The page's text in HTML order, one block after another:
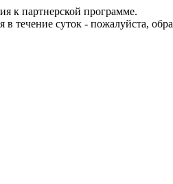
к партнерской программе.
течение суток - пожалуйста,